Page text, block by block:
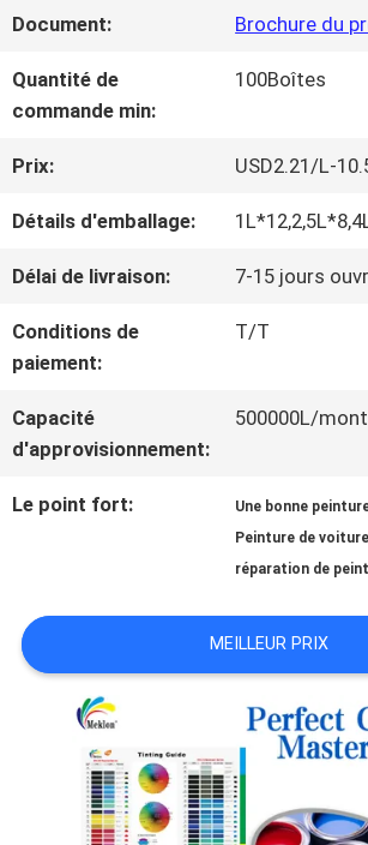
NOUS
CONTRÔLE
DE
LA
QUALITÉ
CONTACT
NOUVELLES
DEMANDE
DE
SOUMISSION
Document: Brochure du
Quantité de
commande min:
100Boîtes
Prix: USD2.21/L-
Détails d'emballage:
Délai de livraison: 7-15 jours
Conditions de
paiement:
T/T
Capacité
d'approvisionnement:
500000L/
Le point fort: Une bonne
Peinture de
réparation de
MEILLEUR PRIX